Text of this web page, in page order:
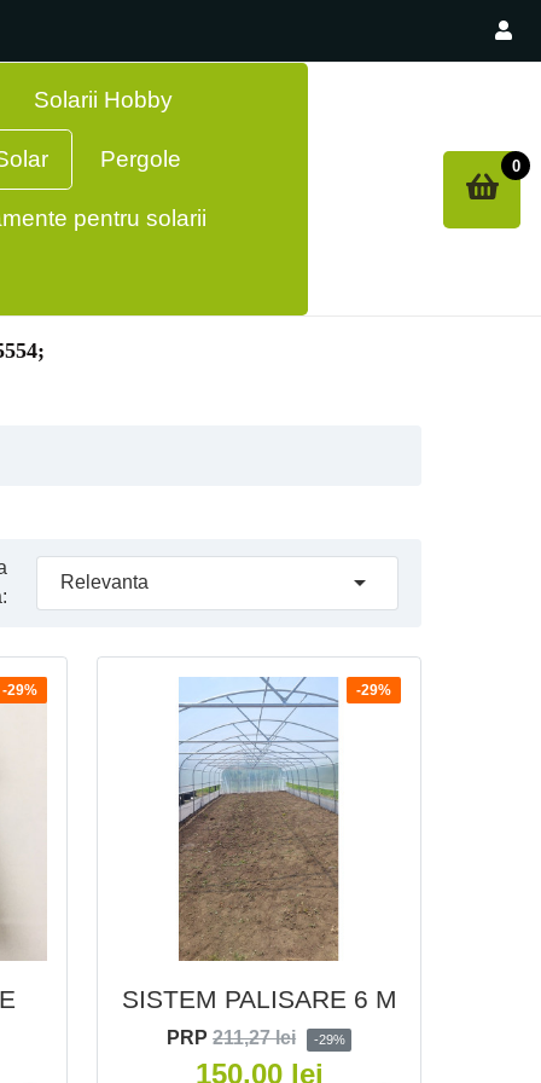
Solarii Hobby
Pergole
pentru solarii
0
Relevanta 
-29% -29%
SISTEM PALISARE 6 M
PRP 211,27 lei -29%
150,00 lei